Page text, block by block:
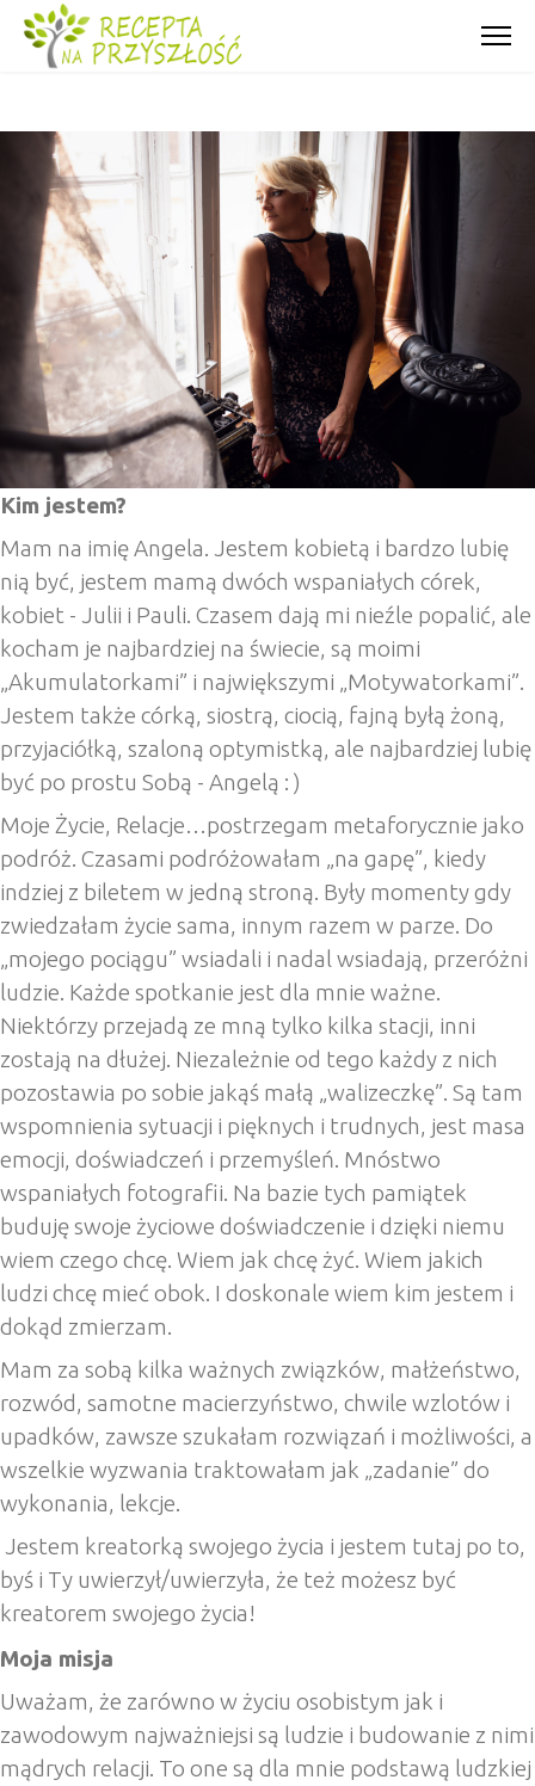
Kim jestem?
Mam na imię Angela. Jestem kobietą i bardzo lubię
nią być, jestem mamą dwóch wspaniałych córek,
kobiet - Julii i Pauli. Czasem dają mi nieźle popalić, ale
kocham je najbardziej na świecie, są moimi
„Akumulatorkami” i największymi „Motywatorkami”.
Jestem także córką, siostrą, ciocią, fajną byłą żoną,
przyjaciółką, szaloną optymistką, ale najbardziej lubię
być po prostu Sobą - Angelą : )
Moje Życie, Relacje…postrzegam metaforycznie jako
podróż. Czasami podróżowałam „na gapę”, kiedy
indziej z biletem w jedną stroną. Były momenty gdy
zwiedzałam życie sama, innym razem w parze. Do
„mojego pociągu” wsiadali i nadal wsiadają, przeróżni
ludzie. Każde spotkanie jest dla mnie ważne.
Niektórzy przejadą ze mną tylko kilka stacji, inni
zostają na dłużej. Niezależnie od tego każdy z nich
pozostawia po sobie jakąś małą „walizeczkę”. Są tam
wspomnienia sytuacji i pięknych i trudnych, jest masa
emocji, doświadczeń i przemyśleń. Mnóstwo
wspaniałych fotografii. Na bazie tych pamiątek
buduję swoje życiowe doświadczenie i dzięki niemu
wiem czego chcę. Wiem jak chcę żyć. Wiem jakich
ludzi chcę mieć obok. I doskonale wiem kim jestem i
dokąd zmierzam.
Mam za sobą kilka ważnych związków, małżeństwo,
rozwód, samotne macierzyństwo, chwile wzlotów i
upadków, zawsze szukałam rozwiązań i możliwości, a
wszelkie wyzwania traktowałam jak „zadanie” do
wykonania, lekcje.
Jestem kreatorką swojego życia i jestem tutaj po to,
byś i Ty uwierzył/uwierzyła, że też możesz być
kreatorem swojego życia!
Moja misja
Uważam, że zarówno w życiu osobistym jak i
zawodowym najważniejsi są ludzie i budowanie z nimi
mądrych relacji. To one są dla mnie podstawą ludzkiej